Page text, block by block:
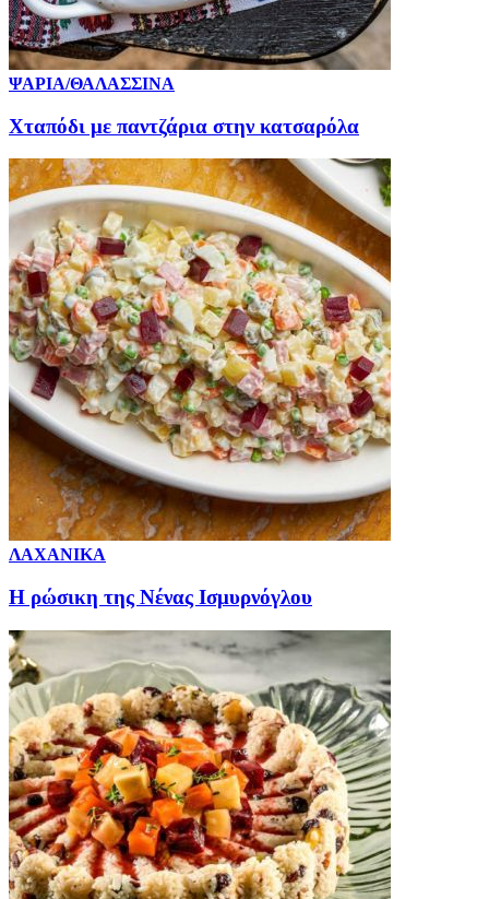
ΨΑΡΙΑ/ΘΑΛΑΣΣΙΝΑ
Χταπόδι με παντζάρια στην κατσαρόλα
ΛΑΧΑΝΙΚΑ
Η ρώσικη της Νένας Ισμυρνόγλου